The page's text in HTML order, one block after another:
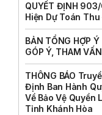
QUYẾT ĐỊNH
Hiện Dự Toán
BẢN TỔNG HỢP Ý
GÓP Ý, THAM
THÔNG BÁO
Định Ban Hành
Về Bảo Vệ Quyền
Tỉnh Khánh Hòa